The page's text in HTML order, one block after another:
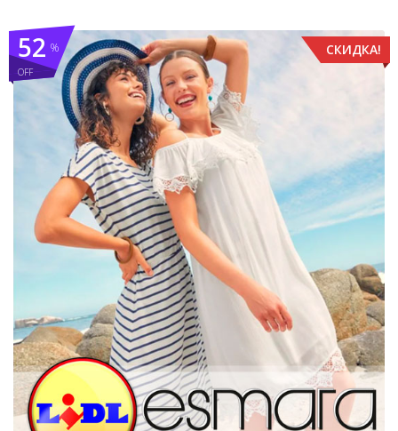
СКИДКА!
%
OFF
52